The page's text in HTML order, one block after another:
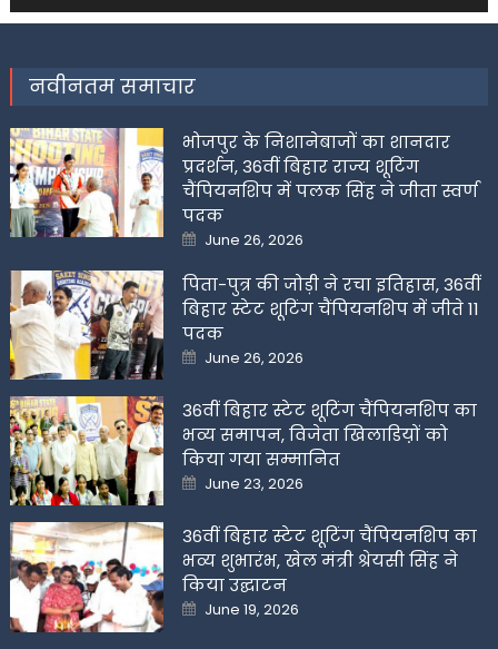
नवीनतम समाचार
भोजपुर के निशानेबाजों का शानदार
प्रदर्शन, 36वीं बिहार राज्य शूटिंग
चैंपियनशिप में पलक सिंह ने जीता स्वर्ण
पदक
Posted
on
June 26, 2026
पिता-पुत्र की जोड़ी ने रचा इतिहास, 36वीं
बिहार स्टेट शूटिंग चैंपियनशिप में जीते 11
पदक
Posted
on
June 26, 2026
36वीं बिहार स्टेट शूटिंग चैंपियनशिप का
भव्य समापन, विजेता खिलाडिय़ों को
किया गया सम्मानित
Posted
on
June 23, 2026
36वीं बिहार स्टेट शूटिंग चैंपियनशिप का
भव्य शुभारंभ, खेल मंत्री श्रेयसी सिंह ने
किया उद्घाटन
Posted
on
June 19, 2026